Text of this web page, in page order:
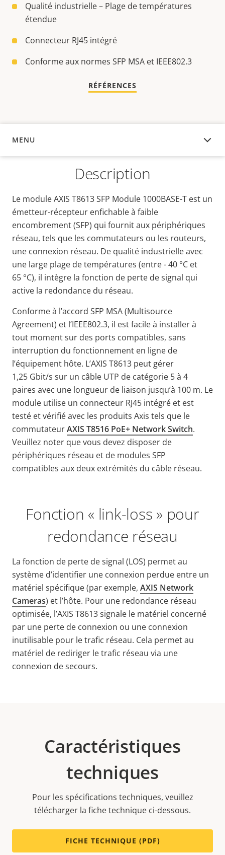
Qualité industrielle – Plage de températures
étendue
Connecteur RJ45 intégré
Conforme aux normes SFP MSA et IEEE802.3
RÉFÉRENCES
MENU
APERÇU
Description
Le module AXIS T8613 SFP Module 1000BASE-T est un
émetteur-récepteur enfichable à faible
encombrement (SFP) qui fournit aux périphériques
réseau, tels que les commutateurs ou les routeurs,
une connexion réseau. De qualité industrielle avec
une large plage de températures (entre - 40 °C et
65 °C), il intègre la fonction de perte de signal qui
active la redondance du réseau.
Conforme à l’accord SFP MSA (Multisource
Agreement) et l’IEEE802.3, il est facile à installer à
tout moment sur des ports compatibles, sans
interruption du fonctionnement en ligne de
l’équipement hôte. L’AXIS T8613 peut gérer
1,25 Gbit/s sur un câble UTP de catégorie 5 à 4
paires avec une longueur de liaison jusqu’à 100 m. Le
module utilise un connecteur RJ45 intégré et est
testé et vérifié avec les produits Axis tels que le
commutateurAXIS T8516 PoE+ Network Switch.
Veuillez noter que vous devez disposer de
périphériques réseau et de modules SFP
compatibles aux deux extrémités du câble réseau.
Fonction « link-loss » pour
redondance réseau
La fonction de perte de signal (LOS) permet au
système d’identifier une connexion perdue entre un
matériel spécifique (par exemple, AXIS Network
Cameras) et l’hôte. Pour une redondance réseau
optimisée, l’AXIS T8613 signale le matériel concerné
par une perte de connexion ou une connexion
inutilisable pour le trafic réseau. Cela permet au
matériel de rediriger le trafic réseau via une
connexion de secours.
Caractéristiques
techniques
Pour les spécifications techniques, veuillez
télécharger la fiche technique ci-dessous.
FICHE TECHNIQUE (PDF)